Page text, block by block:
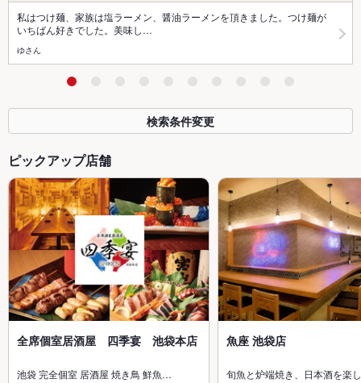
私はつけ麺、家族は塩ラーメン、醤油ラーメンを頂きました。つけ麺が
いちばん好きでした。美味し…
ゆさん
検索条件変更
ピックアップ店舗
全席個室居酒屋 四季宴 池袋本店
池袋 完全個室 居酒屋 焼き鳥 鮮魚…
魚座 池袋店
旬魚と炉端焼き、日本酒を楽